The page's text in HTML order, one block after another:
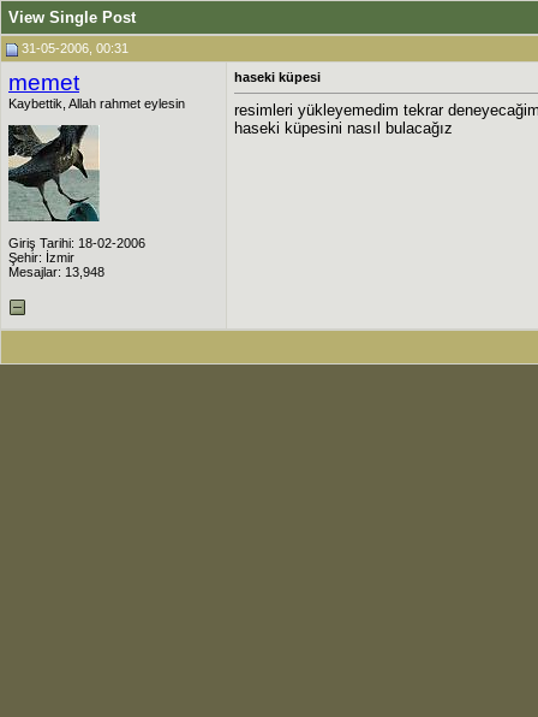
View Single Post
31-05-2006, 00:31
memet
Kaybettik, Allah rahmet eylesin
Giriş Tarihi: 18-02-2006
Şehir: İzmir
Mesajlar: 13,948
haseki küpesi
resimleri yükleyemedim tekrar
haseki küpesini nasıl bulacağız